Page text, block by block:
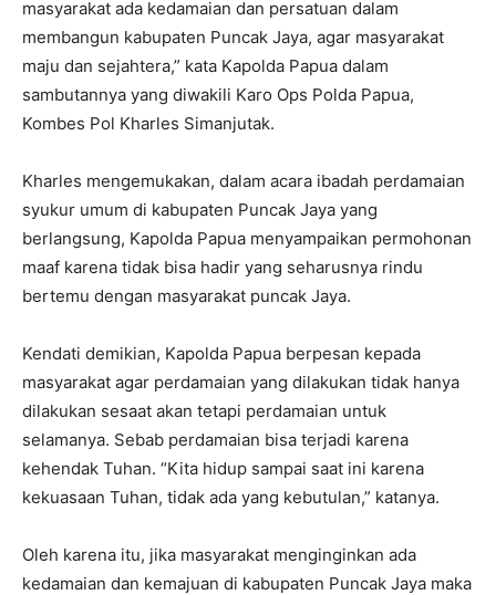
masyarakat ada kedamaian dan persatuan dalam
membangun kabupaten Puncak Jaya, agar masyarakat
maju dan sejahtera,” kata Kapolda Papua dalam
sambutannya yang diwakili Karo Ops Polda Papua,
Kombes Pol Kharles Simanjutak.
Kharles mengemukakan, dalam acara ibadah perdamaian
syukur umum di kabupaten Puncak Jaya yang
berlangsung, Kapolda Papua menyampaikan permohonan
maaf karena tidak bisa hadir yang seharusnya rindu
bertemu dengan masyarakat puncak Jaya.
Kendati demikian, Kapolda Papua berpesan kepada
masyarakat agar perdamaian yang dilakukan tidak hanya
dilakukan sesaat akan tetapi perdamaian untuk
selamanya. Sebab perdamaian bisa terjadi karena
kehendak Tuhan. “Kita hidup sampai saat ini karena
kekuasaan Tuhan, tidak ada yang kebutulan,” katanya.
Oleh karena itu, jika masyarakat menginginkan ada
kedamaian dan kemajuan di kabupaten Puncak Jaya maka